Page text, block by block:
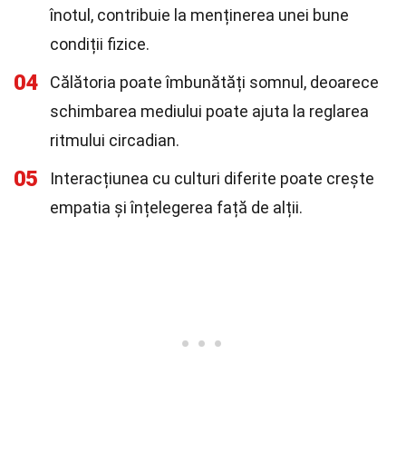
înotul, contribuie la menținerea unei bune
condiții fizice.
04
Călătoria poate îmbunătăți somnul, deoarece
schimbarea mediului poate ajuta la reglarea
ritmului circadian.
05
Interacțiunea cu culturi diferite poate crește
empatia și înțelegerea față de alții.